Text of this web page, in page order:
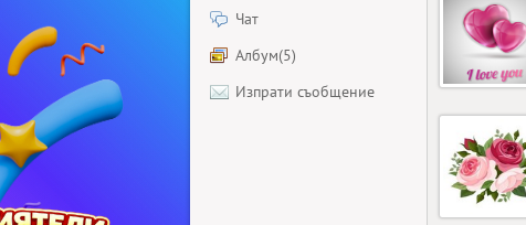
Чат
Албум(5)
Изпрати съобщение